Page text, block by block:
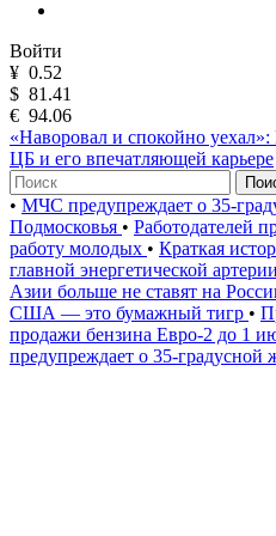
Войти
¥ 0.52
$ 81.41
€ 94.06
«Наворовал и спокойно
ЦБ и его впечатляющей карьере
• МЧС предупреждает о 35-
Подмосковья • Работодателей
работу молодых • Краткая
главной энергетической
Азии больше не ставят на
США — это бумажный тигр •
продажи бензина Евро-2 до 1
предупреждает о 35-градусной